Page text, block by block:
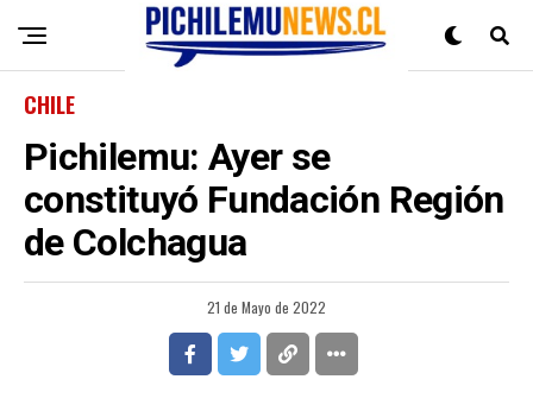
CHILE
Pichilemu: Ayer se
constituyó Fundación Región
de Colchagua
21 de Mayo de 2022